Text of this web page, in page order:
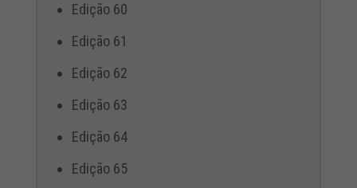
Edição 60
Edição 61
Edição 62
Edição 63
Edição 64
Edição 65